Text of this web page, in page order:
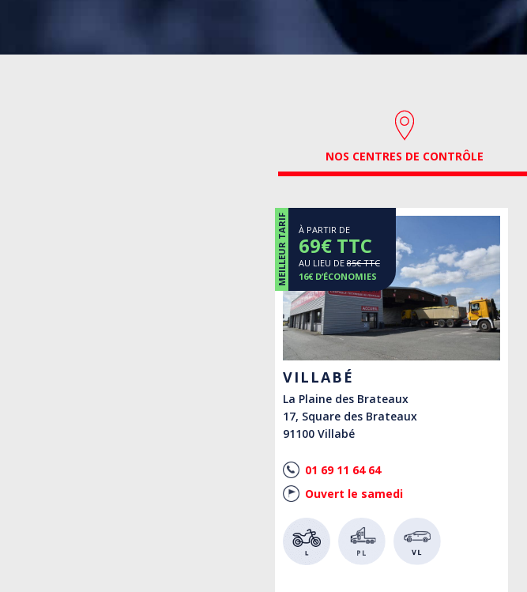
NOS CENTRES DE CONTRÔLE
MEILLEUR TARIF À PARTIR DE
69€ TTC
AU LIEU DE85€ TTC
16€ D’ÉCONOMIES
VILLABÉ
La Plaine des Brateaux
17, Square des Brateaux
91100 Villabé
01 69 11 64 64
Ouvert le samedi